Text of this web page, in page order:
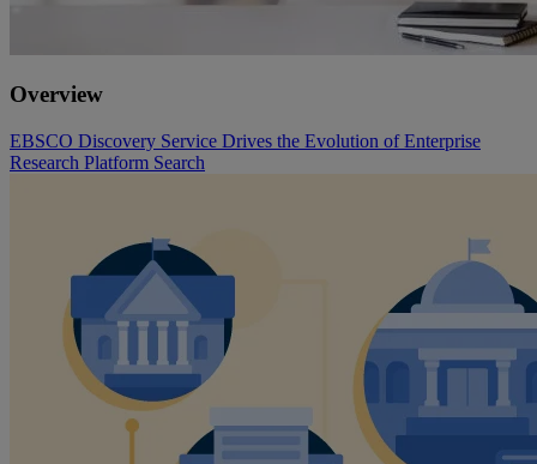
Overview
EBSCO Discovery Service Drives the Evolution of Enterprise
Research Platform Search